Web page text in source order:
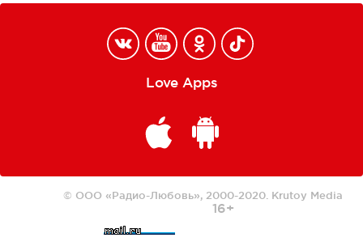
Love Apps
© ООО «Радио-Любовь», 2000-2020. Krutoy Media
16+